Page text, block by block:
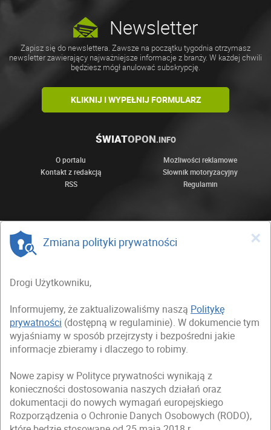
Newsletter
Zapisz się do newslettera. Zawsze na początku tygodnia otrzymasz
newsletter zawierający najważniejsze informacje z branży. W każdej chwili
będziesz mógł anulować subskrypcję.
KLIKNIJ I WYPEŁNIJ FORMULARZ
ŚWIATOPON.INFO
O portalu
Możliwości reklamowe
Kontakt z redakcją
Słownik motoryzacyjny
RSS
Regulamin
×
Zmiana polityki prywatności
Drogi Użytkowniku,
Informujemy, że zaktualizowaliśmy naszą Politykę
prywatności (dostępną w regulaminie). W dokumencie tym
wyjaśniamy w sposób przejrzysty i bezpośredni jakie
informacje zbieramy i dlaczego to robimy.
Nowe zapisy w Polityce prywatności wynikają z
konieczności dostosowania naszych działań oraz
dokumentacji do nowych wymagań europejskiego
Rozporządzenia o Ochronie Danych Osobowych (RODO),